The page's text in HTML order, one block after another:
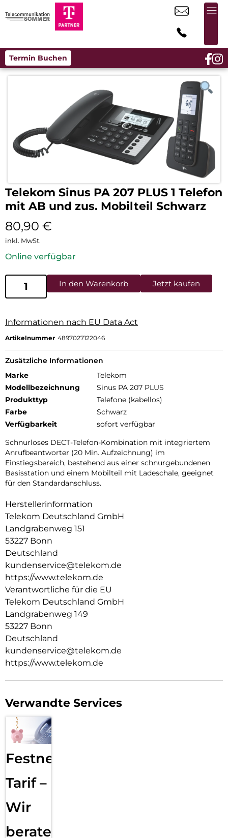
Termin Buchen
Telekom Sinus PA 207 PLUS 1 Telefon
mit AB und zus. Mobilteil Schwarz
80,90 €
inkl. MwSt.
Online verfügbar
In den Warenkorb Jetzt kaufen
Informationen nach EU Data Act
Artikelnummer 4897027122046
Zusätzliche Informationen
Marke
Telekom
Modellbezeichnung
Sinus PA 207 PLUS
Produkttyp
Telefone (kabellos)
Farbe
Schwarz
Verfügbarkeit
sofort verfügbar
Schnurloses DECT-Telefon-Kombination mit integriertem
Anrufbeantworter (20 Min. Aufzeichnung) im
Einstiegsbereich, bestehend aus einer schnurgebundenen
Basisstation und einem Mobilteil mit Ladeschale, geeignet
für den Standardanschluss.
Herstellerinformation
Telekom Deutschland GmbH
Landgrabenweg 151
53227 Bonn
Deutschland
kundenservice@telekom.de
https://www.telekom.de
Verantwortliche für die EU
Telekom Deutschland GmbH
Landgrabenweg 149
53227 Bonn
Deutschland
kundenservice@telekom.de
https://www.telekom.de
Verwandte Services
Festnetz
Tarif –
Wir
beraten